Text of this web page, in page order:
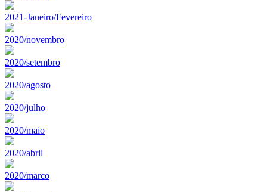
2021-Janeiro/Fevereiro
2020/novembro
2020/setembro
2020/agosto
2020/julho
2020/maio
2020/abril
2020/marco